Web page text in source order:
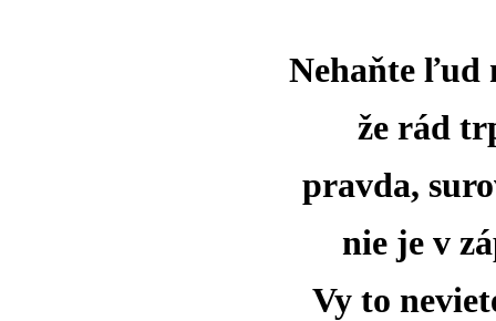
Nehaňte ľud
že rád
pravda,
nie je v
Vy to